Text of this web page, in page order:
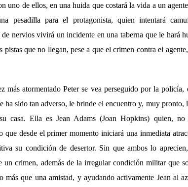
uno de ellos, en una huida que costará la vida a un
pesadilla para el protagonista, quien intentará
nervios vivirá un incidente en una taberna que le hará
pistas que no llegan, pese a que el crimen contra el
más atormentado Peter se vea perseguido por la policía,
ha sido tan adverso, le brinde el encuentro y, muy pronto,
casa. Ella es Jean Adams (Joan Hopkins) quien, no
que desde el primer momento iniciará una inmediata
su condición de desertor. Sin que ambos lo
un crimen, además de la irregular condición militar que
que una amistad, y ayudando activamente Jean al